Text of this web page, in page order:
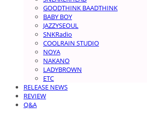
GOODTHINK BAADTHINK
BABY BOY
JAZZYSEOUL
SNKRadio
COOLRAIN STUDIO
NOYA
NAKANO
LADYBROWN
ETC
RELEASE NEWS
REVIEW
Q&A